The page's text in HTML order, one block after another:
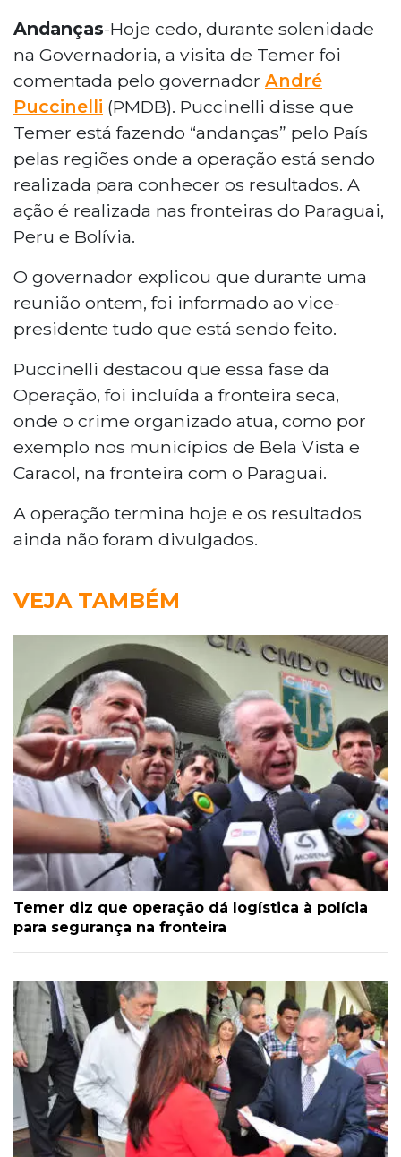
Andanças-Hoje cedo, durante solenidade
na Governadoria, a visita de Temer foi
comentada pelo governador André
Puccinelli (PMDB). Puccinelli disse que
Temer está fazendo “andanças” pelo País
pelas regiões onde a operação está sendo
realizada para conhecer os resultados. A
ação é realizada nas fronteiras do Paraguai,
Peru e Bolívia.
O governador explicou que durante uma
reunião ontem, foi informado ao vice-
presidente tudo que está sendo feito.
Puccinelli destacou que essa fase da
Operação, foi incluída a fronteira seca,
onde o crime organizado atua, como por
exemplo nos municípios de Bela Vista e
Caracol, na fronteira com o Paraguai.
A operação termina hoje e os resultados
ainda não foram divulgados.
VEJA TAMBÉM
Temer diz que operação dá logística à polícia
para segurança na fronteira